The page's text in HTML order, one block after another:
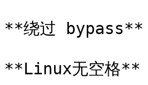
**绕过 bypass**
**Linux无空格**